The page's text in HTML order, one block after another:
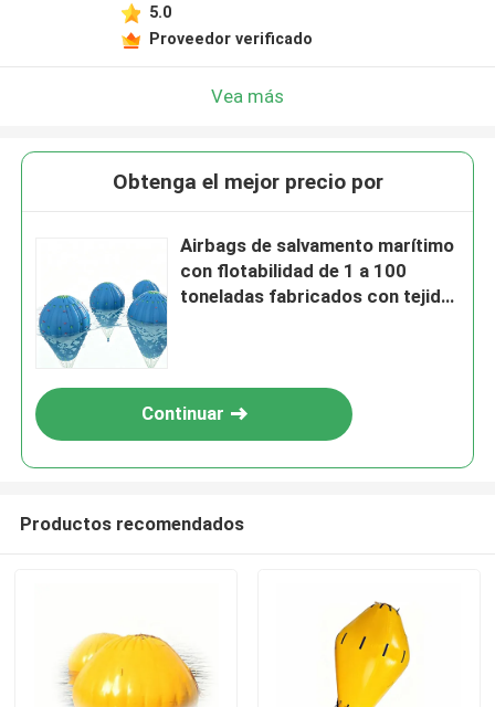
5.0
Proveedor verificado
Vea más
Obtenga el mejor precio por
Airbags de salvamento marítimo
con flotabilidad de 1 a 100
toneladas fabricados con tejido
Continuar
Productos recomendados